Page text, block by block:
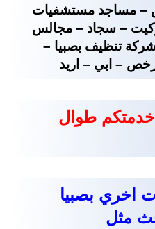
– مساجد مستشفيات
– سجاد – مجالس
تنظيف بصبيا –
– ابي – اريد
طوال
اخري بصبيا
مثل